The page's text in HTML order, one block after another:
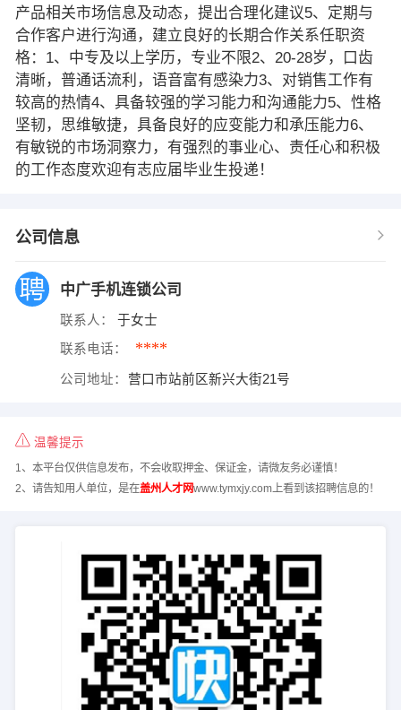
产品相关市场信息及动态，提出合理化建议5、定期与
合作客户进行沟通，建立良好的长期合作关系任职资
格：1、中专及以上学历，专业不限2、20-28岁，口齿
清晰，普通话流利，语音富有感染力3、对销售工作有
较高的热情4、具备较强的学习能力和沟通能力5、性格
坚韧，思维敏捷，具备良好的应变能力和承压能力6、
有敏锐的市场洞察力，有强烈的事业心、责任心和积极
的工作态度欢迎有志应届毕业生投递！
公司信息
中广手机连锁公司
联系人： 于女士
联系电话： ****
公司地址： 营口市站前区新兴大街21号
温馨提示
1、本平台仅供信息发布，不会收取押金、保证金，请微友务必谨慎！
2、请告知用人单位，是在盖州人才网www.tymxjy.com上看到该招聘信息的！